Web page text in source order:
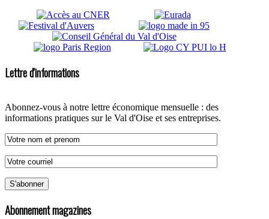
Lettre d'informations
Abonnez-vous à notre lettre économique mensuelle : des
informations pratiques sur le Val d'Oise et ses entreprises.
Abonnement magazines